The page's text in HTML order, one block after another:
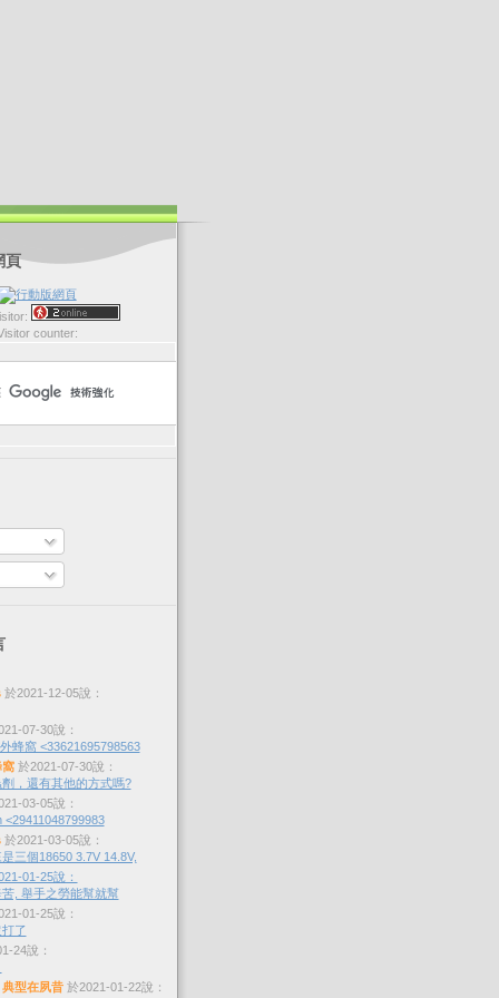
頁
counter:
於2021-12-05說：
07-30說：
蜂窩 <33621695798563
窩於2021-07-30說：
，還有其他的方式嗎?
03-05說：
<29411048799983
於2021-03-05說：
三個18650 3.7V 14.8V,
01-25說：
, 舉手之勞能幫就幫
01-25說：
了
24說：
型在夙昔於2021-01-22說：